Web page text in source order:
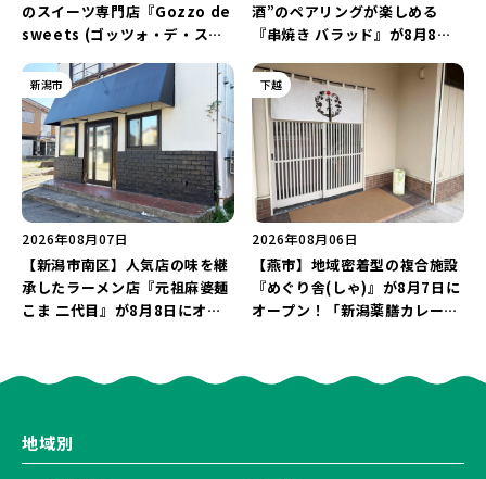
のスイーツ専門店『Gozzo de
sweets (ゴッツォ・デ・スイ
店…。一部商品は姉妹店で販売
継続！
酒”のペアリングが楽しめる
『串焼き バラッド』が8月8日
インアップ♪
新潟市
2026年08月07日
【新潟市南区】人気店の味を継
承したラーメン店『元祖麻婆麺
こま 二代目』が8月8日にオー
下越
2026年08月06日
【燕市】地域密着型の複合施設
『めぐり舎(しゃ)』が8月7日に
オープン！「新潟薬膳カレー
う♪
地域別